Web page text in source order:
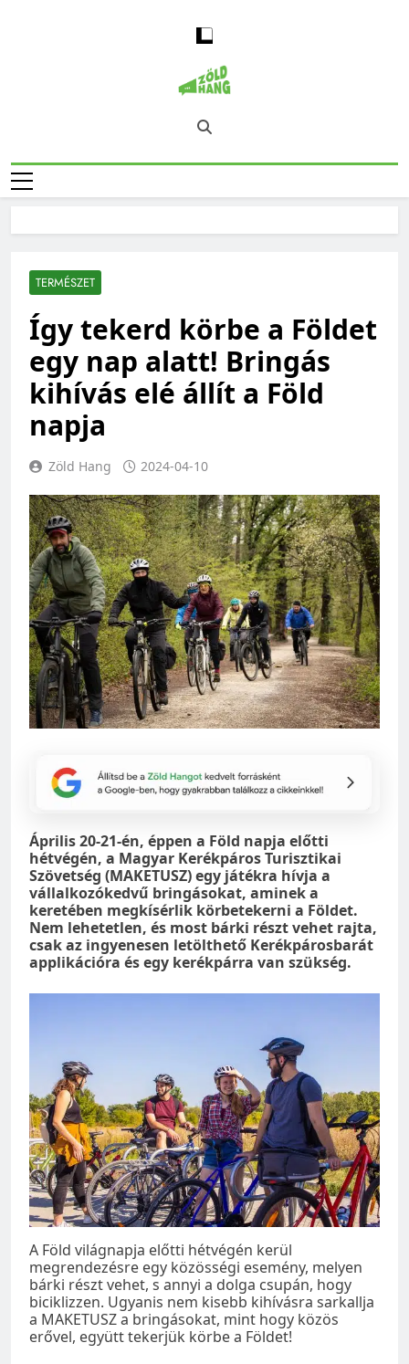
Magyarország
Zöld Hangja
Zöld Hang – Természet, Klímaváltozás,
Fenntarthatóság, Jövő
TERMÉSZET
Így tekerd körbe a Földet
egy nap alatt! Bringás
kihívás elé állít a Föld
napja
Zöld Hang 2024-04-10
Április 20-21-én, éppen a Föld napja előtti
hétvégén, a Magyar Kerékpáros Turisztikai
Szövetség (MAKETUSZ) egy játékra hívja a
vállalkozókedvű bringásokat, aminek a
keretében megkísérlik körbetekerni a Földet.
Nem lehetetlen, és most bárki részt vehet rajta,
csak az ingyenesen letölthető Kerékpárosbarát
applikációra és egy kerékpárra van szükség.
A Föld világnapja előtti hétvégén kerül
megrendezésre egy közösségi esemény, melyen
bárki részt vehet, s annyi a dolga csupán, hogy
biciklizzen. Ugyanis nem kisebb kihívásra sarkallja
a MAKETUSZ a bringásokat, mint hogy közös
erővel, együtt tekerjük körbe a Földet!